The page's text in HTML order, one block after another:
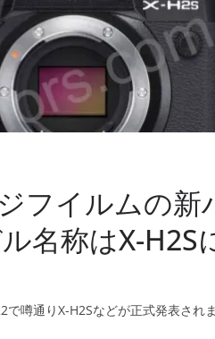
フイルムの
名称はX-H2S
噂通りX-H2Sなどが正式発表されま